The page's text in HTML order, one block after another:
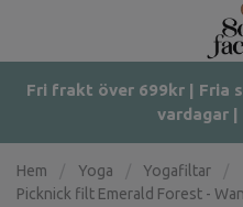
Fri frakt över 699kr | Fria
vardagar |
Hem Yoga Yogafiltar
Picknick filt Emerald Forest -